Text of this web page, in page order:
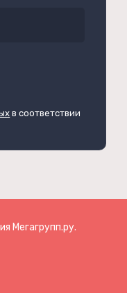
в соответствии
Мегагрупп.ру.